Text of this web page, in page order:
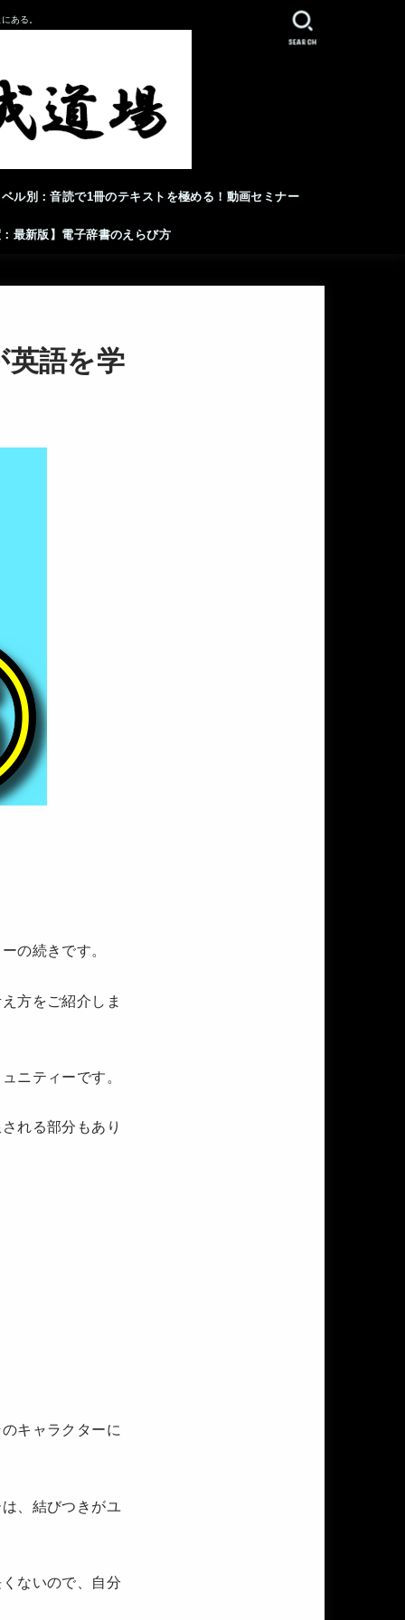
ある。
ル別：音読で1冊のテキストを極める！動画セミナー
最新版】電子辞書のえらび方
SEARCH
英語を学
の続きです。
方をご紹介しま
ニティーです。
れる部分もあり
キャラクターに
、結びつきがユ
ないので、自分